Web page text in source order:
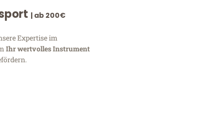
| ab 200€
Expertise im
Ihr wertvolles Instrument